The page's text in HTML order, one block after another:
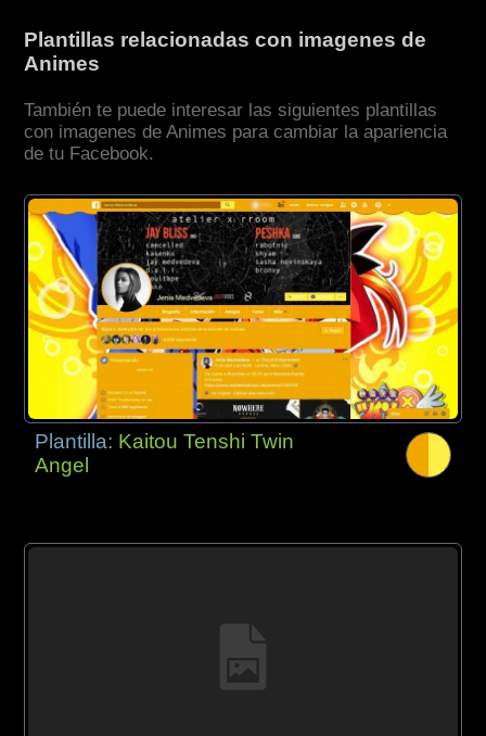
Plantillas relacionadas con imagenes de
Animes
También te puede interesar las siguientes plantillas
con imagenes de Animes para cambiar la apariencia
de tu Facebook.
Plantilla: Kaitou Tenshi Twin
Angel